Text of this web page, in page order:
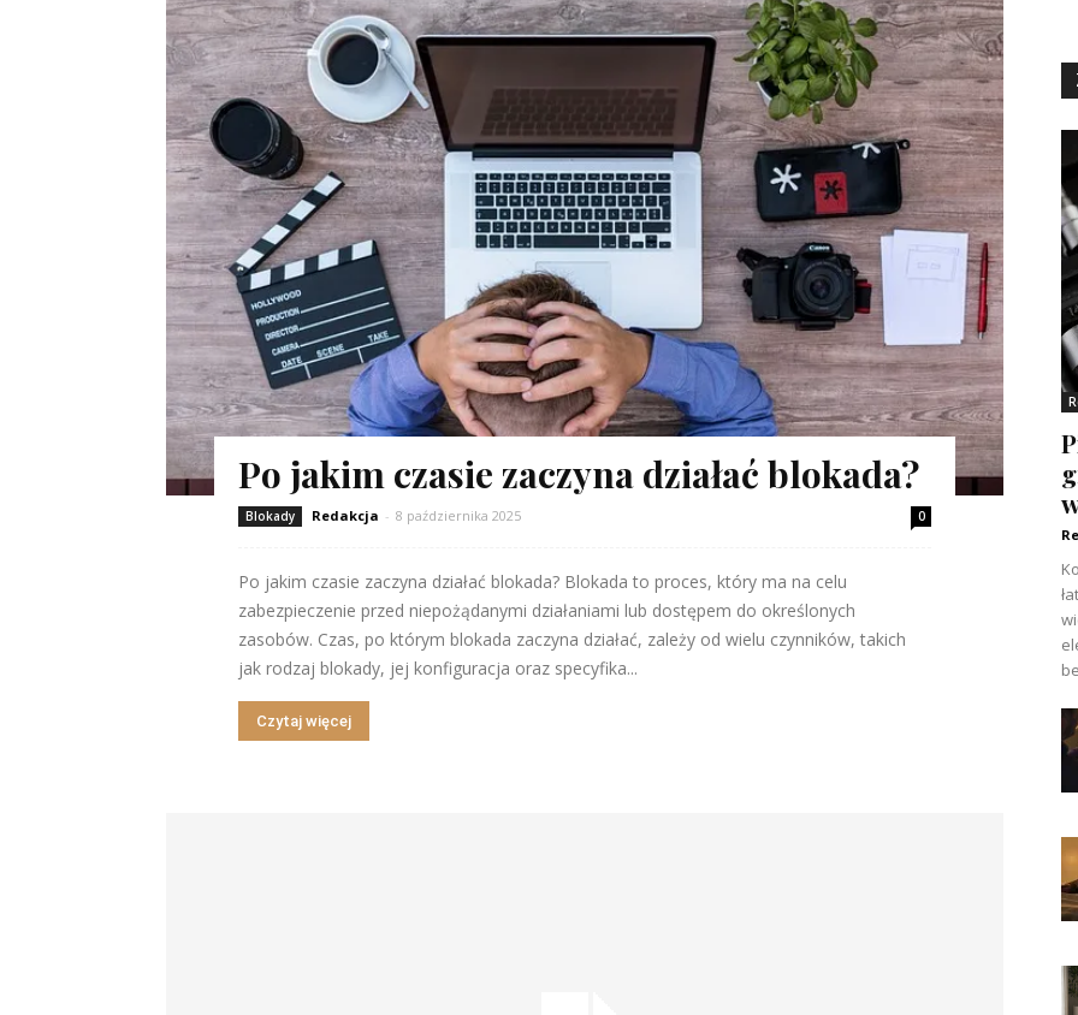
Po jakim czasie zaczyna działać blokada?
Blokady Redakcja - 8 października 2025 0
Po jakim czasie zaczyna działać blokada? Blokada to proces, który ma na celu
zabezpieczenie przed niepożądanymi działaniami lub dostępem do określonych
zasobów. Czas, po którym blokada zaczyna działać, zależy od wielu czynników, takich
jak rodzaj blokady, jej konfiguracja oraz specyfika...
Czytaj więcej